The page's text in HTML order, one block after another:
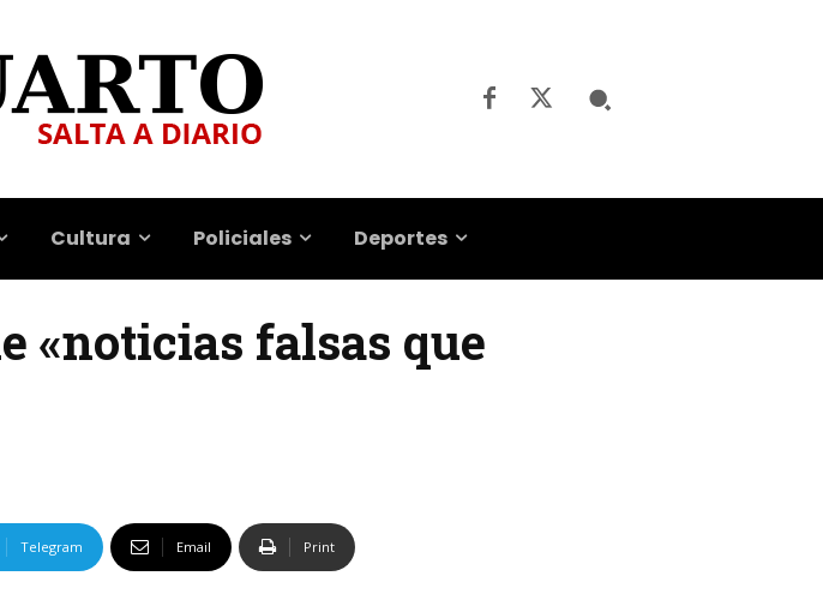
Cultura Policiales Deportes
«noticias falsas que
Telegram Email Print